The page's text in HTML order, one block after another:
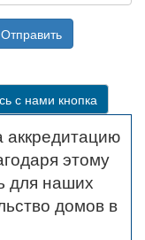
с нами кнопка
аккредитацию
этому
для наших
домов в